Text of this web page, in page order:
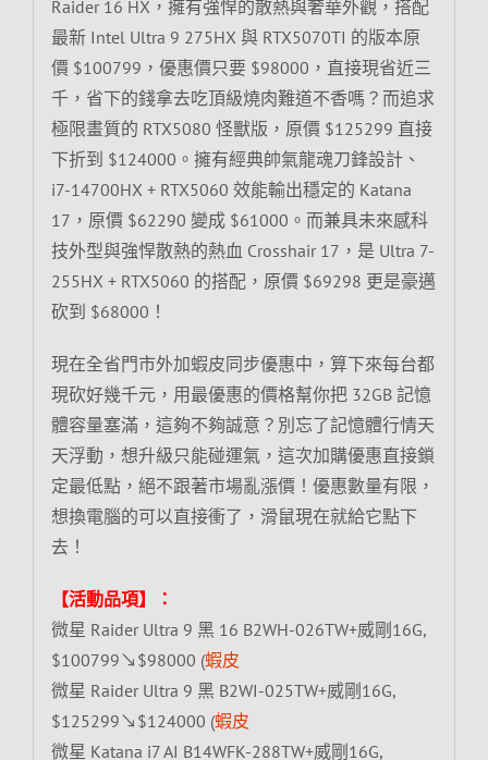
Raider 16 HX，擁有強悍的散熱與奢華外觀，搭配
最新 Intel Ultra 9 275HX 與 RTX5070TI 的版本原
價 $100799，優惠價只要 $98000，直接現省近三
千，省下的錢拿去吃頂級燒肉難道不香嗎？而追求
極限畫質的 RTX5080 怪獸版，原價 $125299 直接
下折到 $124000。擁有經典帥氣龍魂刀鋒設計、
i7-14700HX + RTX5060 效能輸出穩定的 Katana
17，原價 $62290 變成 $61000。而兼具未來感科
技外型與強悍散熱的熱血 Crosshair 17，是 Ultra 7-
255HX + RTX5060 的搭配，原價 $69298 更是豪邁
砍到 $68000！
現在全省門市外加蝦皮同步優惠中，算下來每台都
現砍好幾千元，用最優惠的價格幫你把 32GB 記憶
體容量塞滿，這夠不夠誠意？別忘了記憶體行情天
天浮動，想升級只能碰運氣，這次加購優惠直接鎖
定最低點，絕不跟著市場亂漲價！優惠數量有限，
想換電腦的可以直接衝了，滑鼠現在就給它點下
去！
【活動品項】：
微星 Raider Ultra 9 黑 16 B2WH-026TW+威剛16G,
$100799↘$98000 (蝦皮
微星 Raider Ultra 9 黑 B2WI-025TW+威剛16G,
$125299↘$124000 (蝦皮
微星 Katana i7 AI B14WFK-288TW+威剛16G,